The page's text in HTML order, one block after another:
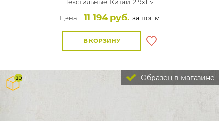
Текстильные, Китай, 2,9x1 м
Цена:
11 194 руб. за пог. м
В КОРЗИНУ
Образец в магазине